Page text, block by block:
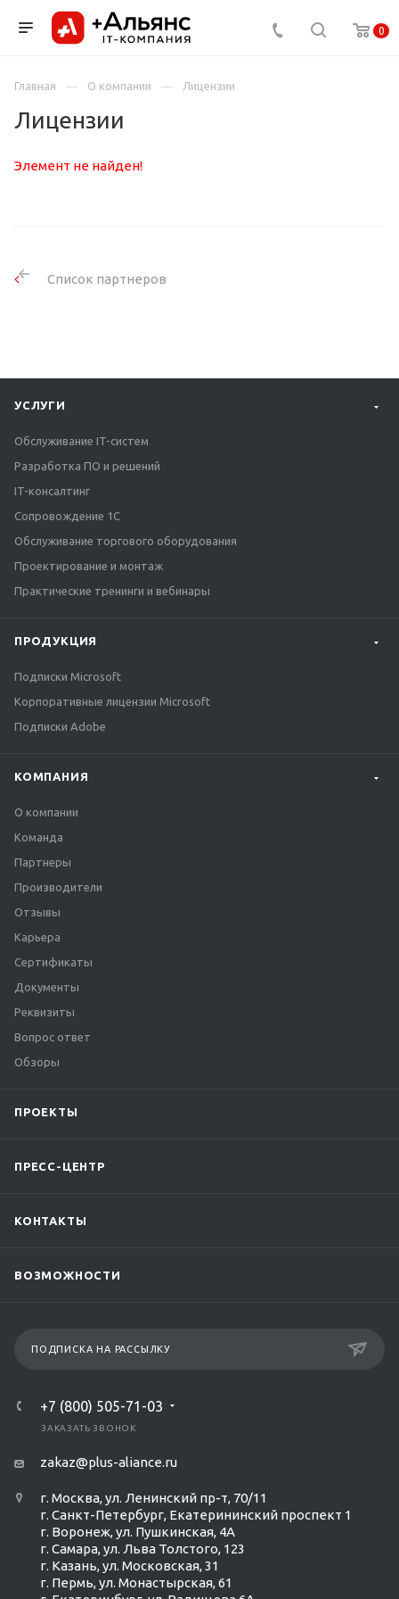
0
Главная О компании Лицензии
Лицензии
Элемент не найден!
Список партнеров
УСЛУГИ
Обслуживание IT-систем
Разработка ПО и решений
IT-консалтинг
Сопровождение 1С
Обслуживание торгового оборудования
Проектирование и монтаж
Практические тренинги и вебинары
ПРОДУКЦИЯ
Подписки Microsoft
Корпоративные лицензии Microsoft
Подписки Adobe
КОМПАНИЯ
О компании
Команда
Партнеры
Производители
Отзывы
Карьера
Сертификаты
Документы
Реквизиты
Вопрос ответ
Обзоры
ПРОЕКТЫ
ПРЕСС-ЦЕНТР
КОНТАКТЫ
ВОЗМОЖНОСТИ
ПОДПИСКА НА РАССЫЛКУ
+7 (800) 505-71-03
ЗАКАЗАТЬ ЗВОНОК
zakaz@plus-aliance.ru
г. Москва, ул. Ленинский пр-т, 70/11
г. Санкт-Петербург, Екатерининский проспект 1
г. Воронеж, ул. Пушкинская, 4А
г. Самара, ул. Льва Толстого, 123
г. Казань, ул. Московская, 31
г. Пермь, ул. Монастырская, 61